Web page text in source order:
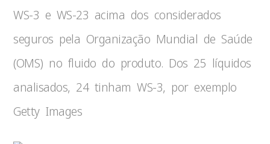
WS-3 e WS-23 acima dos considerados
seguros pela Organização Mundial de Saúde
(OMS) no fluido do produto. Dos 25 líquidos
analisados, 24 tinham WS-3, por exemplo
Getty Images